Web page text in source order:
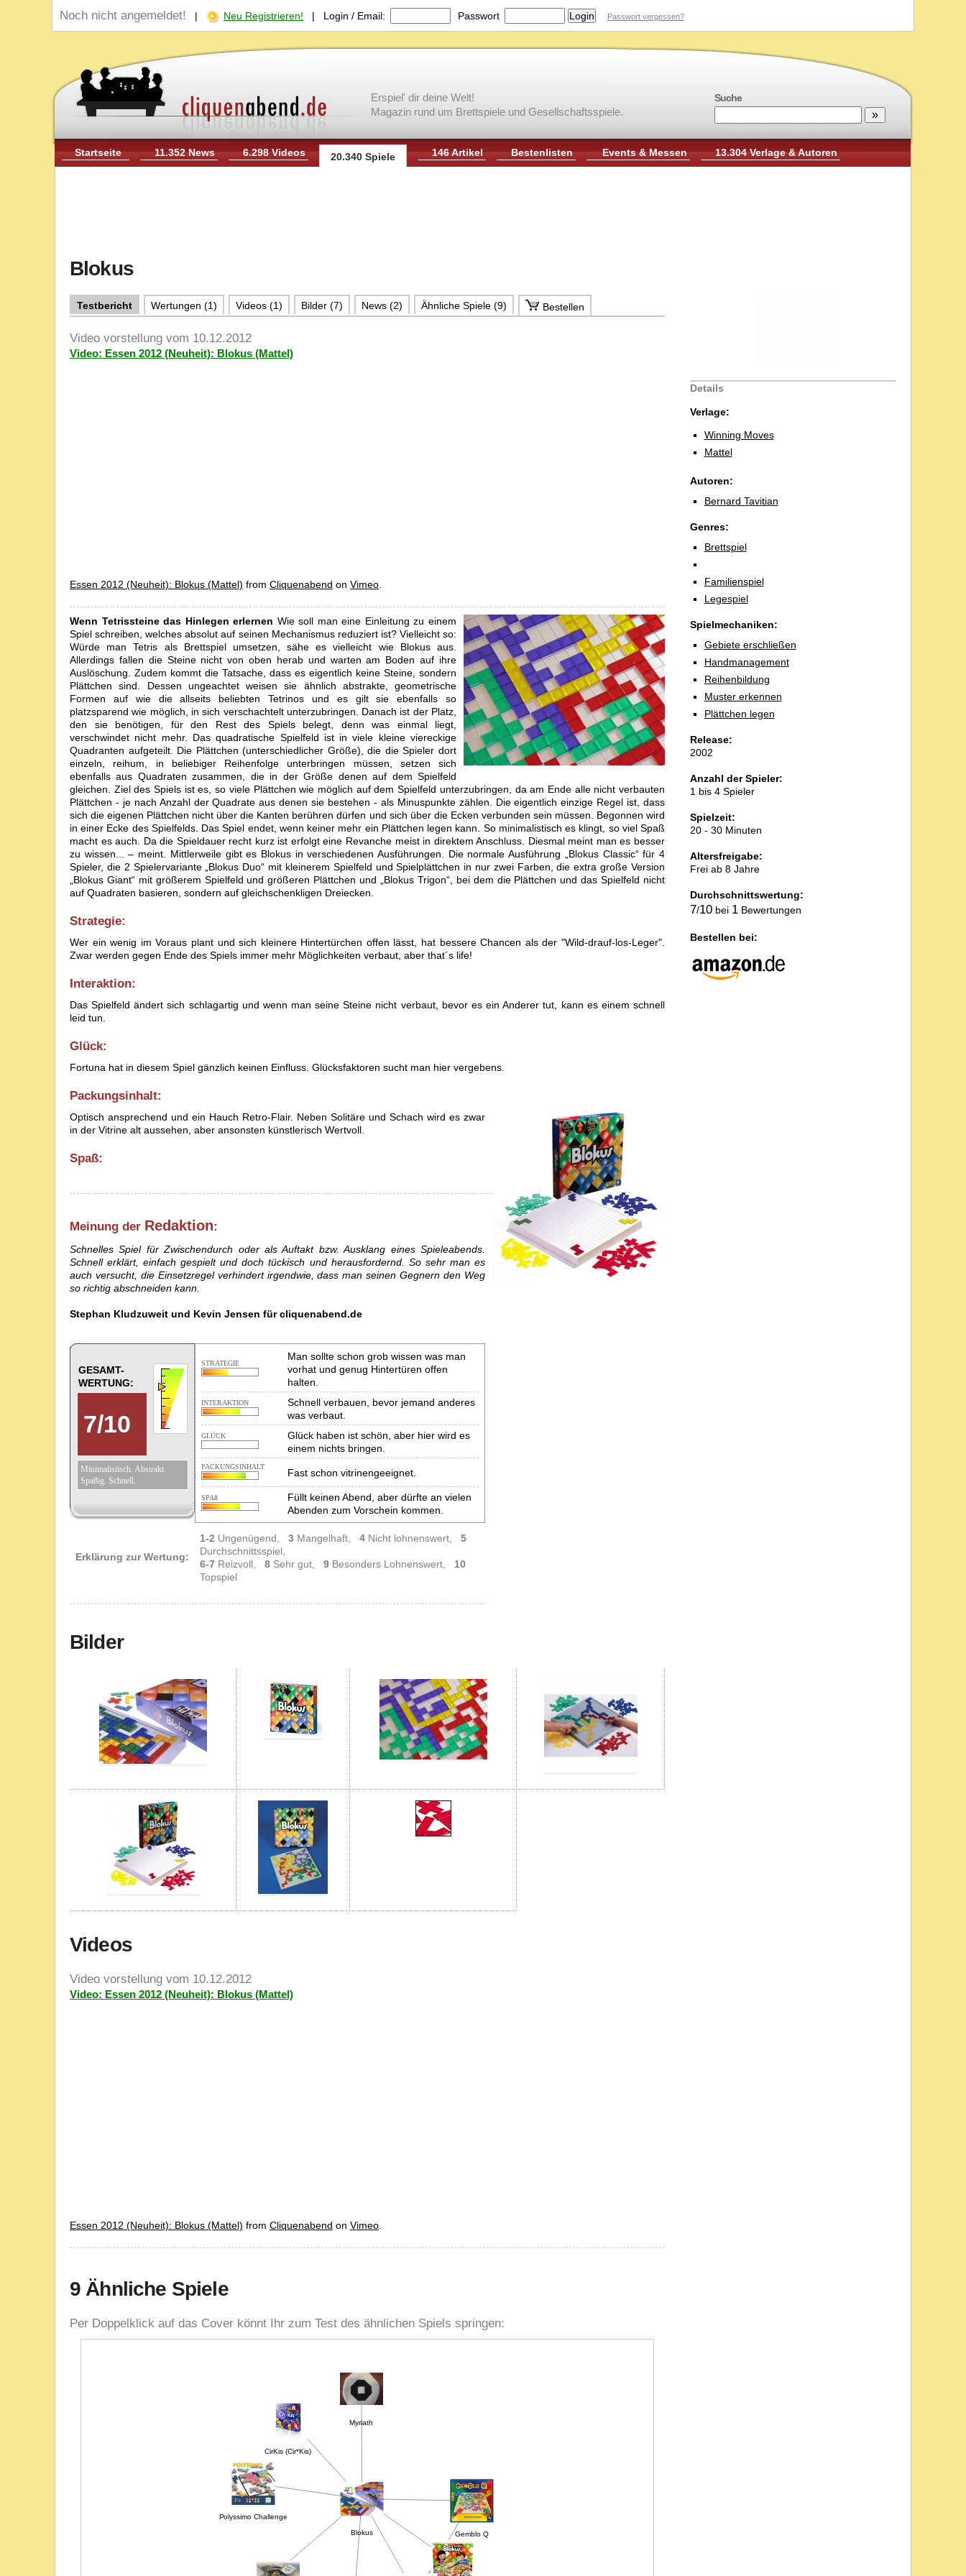
Noch nicht angemeldet! | Neu Registrieren! | Login / Email: Passwort Passwort vergessen?
Suche
Erspiel' dir deine Welt!
Magazin rund um Brettspiele und Gesellschaftsspiele.
Startseite 11.352 News 6.298 Videos 20.340 Spiele 146 Artikel Bestenlisten Events & Messen 13.304 Verlage & Autoren
Blokus
Details
Verlage:
Winning Moves
Mattel
Autoren:
Bernard Tavitian
Genres:
Brettspiel
Familienspiel
Legespiel
Spielmechaniken:
Gebiete erschließen
Handmanagement
Reihenbildung
Muster erkennen
Plättchen legen
Release:
2002
Anzahl der Spieler:
1 bis 4 Spieler
Spielzeit:
20 - 30 Minuten
Altersfreigabe:
Frei ab 8 Jahre
Durchschnittswertung:
7/10bei 1Bewertungen
Bestellen bei:
Testbericht Wertungen (1) Videos (1) Bilder (7) News (2) Ähnliche Spiele (9) Bestellen
Video vorstellung vom 10.12.2012
Video: Essen 2012 (Neuheit): Blokus (Mattel)
Essen 2012 (Neuheit): Blokus (Mattel) from Cliquenabend on Vimeo
Wenn Tetrissteine das Hinlegen erlernen Wie soll man eine Einleitung zu einem
Spiel schreiben, welches absolut auf seinen Mechanismus reduziert ist? Vielleicht so:
Würde man Tetris als Brettspiel umsetzen, sähe es vielleicht wie Blokus aus.
Allerdings fallen die Steine nicht von oben herab und warten am Boden auf ihre
Auslöschung. Zudem kommt die Tatsache, dass es eigentlich keine Steine, sondern
Plättchen sind. Dessen ungeachtet weisen sie ähnlich abstrakte, geometrische
Formen auf wie die allseits beliebten Tetrinos und es gilt sie ebenfalls so
platzsparend wie möglich, in sich verschachtelt unterzubringen. Danach ist der Platz,
den sie benötigen, für den Rest des Spiels belegt, denn was einmal liegt,
verschwindet nicht mehr. Das quadratische Spielfeld ist in viele kleine viereckige
Quadranten aufgeteilt. Die Plättchen (unterschiedlicher Größe), die die Spieler dort
einzeln, reihum, in beliebiger Reihenfolge unterbringen müssen, setzen sich
ebenfalls aus Quadraten zusammen, die in der Größe denen auf dem Spielfeld
gleichen. Ziel des Spiels ist es, so viele Plättchen wie möglich auf dem Spielfeld unterzubringen, da am Ende alle nicht verbauten
Plättchen - je nach Anzahl der Quadrate aus denen sie bestehen - als Minuspunkte zählen. Die eigentlich einzige Regel ist, dass
sich die eigenen Plättchen nicht über die Kanten berühren dürfen und sich über die Ecken verbunden sein müssen. Begonnen wird
in einer Ecke des Spielfelds. Das Spiel endet, wenn keiner mehr ein Plättchen legen kann. So minimalistisch es klingt, so viel Spaß
macht es auch. Da die Spieldauer recht kurz ist erfolgt eine Revanche meist in direktem Anschluss. Diesmal meint man es besser
zu wissen... – meint. Mittlerweile gibt es Blokus in verschiedenen Ausführungen. Die normale Ausführung „Blokus Classic“ für 4
Spieler, die 2 Spielervariante „Blokus Duo“ mit kleinerem Spielfeld und Spielplättchen in nur zwei Farben, die extra große Version
„Blokus Giant“ mit größerem Spielfeld und größeren Plättchen und „Blokus Trigon“, bei dem die Plättchen und das Spielfeld nicht
auf Quadraten basieren, sondern auf gleichschenkligen Dreiecken.
Strategie:
Wer ein wenig im Voraus plant und sich kleinere Hintertürchen offen lässt, hat bessere Chancen als der "Wild-drauf-los-Leger".
Zwar werden gegen Ende des Spiels immer mehr Möglichkeiten verbaut, aber that´s life!
Interaktion:
Das Spielfeld ändert sich schlagartig und wenn man seine Steine nicht verbaut, bevor es ein Anderer tut, kann es einem schnell
leid tun.
Glück:
Fortuna hat in diesem Spiel gänzlich keinen Einfluss. Glücksfaktoren sucht man hier vergebens.
Packungsinhalt:
Optisch ansprechend und ein Hauch Retro-Flair. Neben Solitäre und Schach wird es zwar
in der Vitrine alt aussehen, aber ansonsten künstlerisch Wertvoll.
Spaß:
Meinung der Redaktion:
Schnelles Spiel für Zwischendurch oder als Auftakt bzw. Ausklang eines Spieleabends.
Schnell erklärt, einfach gespielt und doch tückisch und herausfordernd. So sehr man es
auch versucht, die Einsetzregel verhindert irgendwie, dass man seinen Gegnern den Weg
so richtig abschneiden kann.
Stephan Kludzuweit und Kevin Jensen für cliquenabend.de
STRATEGIE
Man sollte schon grob wissen was man
vorhat und genug Hintertüren offen
halten.
INTERAKTION
Schnell verbauen, bevor jemand anderes
was verbaut.
GLÜCK
Glück haben ist schön, aber hier wird es
einem nichts bringen.
PACKUNGSINHALT
Fast schon vitrinengeeignet.
SPAß
Füllt keinen Abend, aber dürfte an vielen
Abenden zum Vorschein kommen.
GESAMT-
WERTUNG:
7/10
Minimalistisch. Abstrakt.
Spaßig. Schnell.
Erklärung zur Wertung:
1-2 Ungenügend, 3 Mangelhaft, 4 Nicht lohnenswert, 5
Durchschnittsspiel,
6-7 Reizvoll, 8 Sehr gut, 9 Besonders Lohnenswert, 10
Topspiel
Bilder
Videos
Video vorstellung vom 10.12.2012
Video: Essen 2012 (Neuheit): Blokus (Mattel)
Essen 2012 (Neuheit): Blokus (Mattel) from Cliquenabend on Vimeo
9 Ähnliche Spiele
Per Doppelklick auf das Cover könnt Ihr zum Test des ähnlichen Spiels springen:
Blokus
CirKis (Cir*Kis)
Myriath
Gemblo Q
Polyssimo Challenge